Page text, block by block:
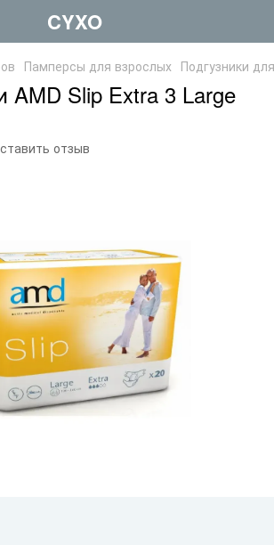
CYXO
Памперсы для взрослых Подгузники
AMD Slip Extra 3 Large
отзыв